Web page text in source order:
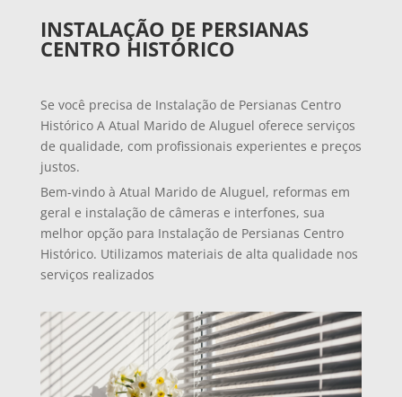
INSTALAÇÃO DE PERSIANAS
CENTRO HISTÓRICO
Se você precisa de Instalação de Persianas Centro
Histórico A Atual Marido de Aluguel oferece serviços
de qualidade, com profissionais experientes e preços
justos.
Bem-vindo à Atual Marido de Aluguel, reformas em
geral e instalação de câmeras e interfones, sua
melhor opção para Instalação de Persianas Centro
Histórico. Utilizamos materiais de alta qualidade nos
serviços realizados